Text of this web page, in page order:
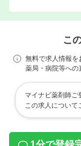
こ
無料で求人情報を
薬局・病院等への
マイナビ薬剤師ご
この求人について